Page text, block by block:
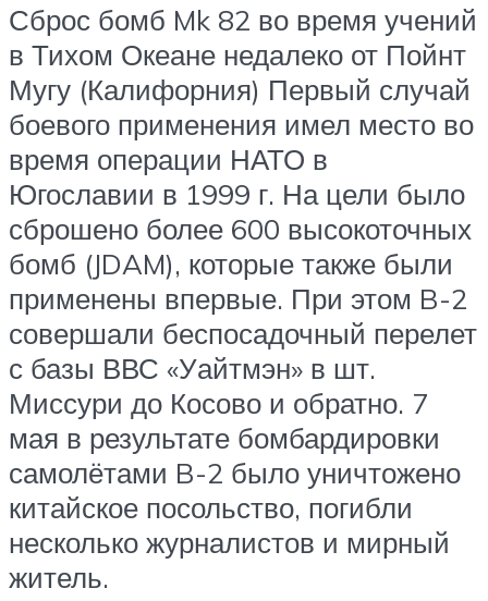
Сброс бомб Mk 82 во время учений
в Тихом Океане недалеко от Пойнт
Мугу (Калифорния) Первый случай
боевого применения имел место во
время операции НАТО в
Югославии в 1999 г. На цели было
сброшено более 600 высокоточных
бомб (JDAM), которые также были
применены впервые. При этом B-2
совершали беспосадочный перелет
с базы ВВС «Уайтмэн» в шт.
Миссури до Косово и обратно. 7
мая в результате бомбардировки
самолётами B-2 было уничтожено
китайское посольство, погибли
несколько журналистов и мирный
житель.